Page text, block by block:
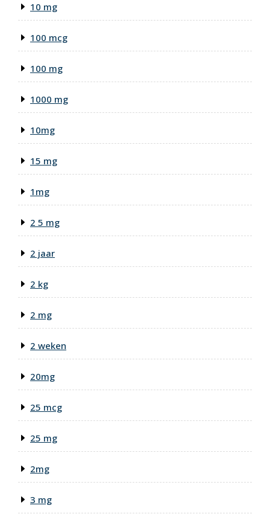
10 mg
100 mcg
100 mg
1000 mg
10mg
15 mg
1mg
2 5 mg
2 jaar
2 kg
2 mg
2 weken
20mg
25 mcg
25 mg
2mg
3 mg